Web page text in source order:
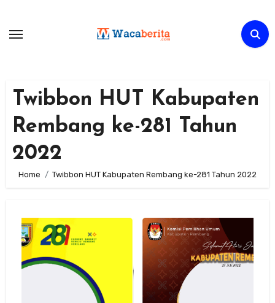
content
Twibbon HUT Kabupaten
Rembang ke-281 Tahun
2022
Home Twibbon HUT Kabupaten Rembang ke-281 Tahun 2022